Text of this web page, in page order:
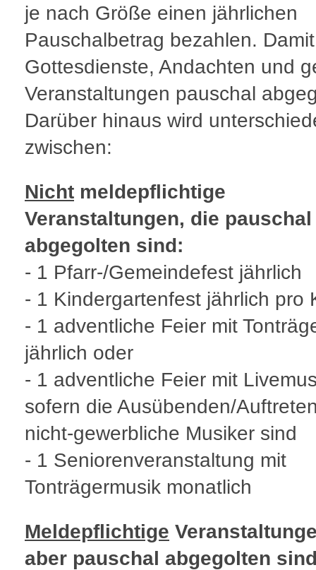
je nach Größe einen jährlichen
Pauschalbetrag bezahlen.
Gottesdienste, Andachten und
Veranstaltungen pauschal
Darüber hinaus wird
zwischen:
Nicht meldepflichtige
Veranstaltungen, die pauschal
abgegolten sind:
- 1 Pfarr-/Gemeindefest jährlich
- 1 Kindergartenfest jährlich pro
- 1 adventliche Feier mit
jährlich oder
- 1 adventliche Feier mit
sofern die Ausübenden/
nicht-gewerbliche Musiker sind
- 1 Seniorenveranstaltung mit
Tonträgermusik monatlich
Meldepflichtige
aber pauschal abgegolten